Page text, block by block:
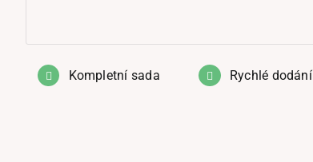
Kompletní sada Rychlé dodání